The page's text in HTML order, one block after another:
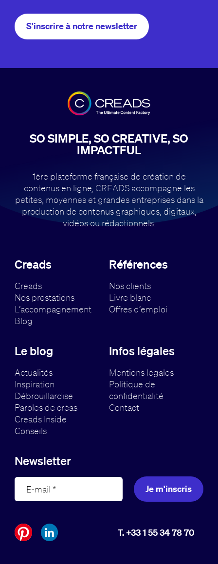
S'inscrire à notre newsletter
SO SIMPLE, SO CREATIVE, SO
IMPACTFUL
1ère plateforme française de création de
contenus en ligne, CREADS accompagne les
petites, moyennes et grandes entreprises dans la
production de contenus graphiques, digitaux,
vidéos ou rédactionnels.
Creads
Creads
Nos prestations
L’accompagnement
Blog
Références
Nos clients
Livre blanc
Offres d’emploi
Le blog
Actualités
Inspiration
Débrouillardise
Paroles de créas
Creads Inside
Conseils
Infos légales
Mentions légales
Politique de
confidentialité
Contact
Newsletter
Je m'inscris
T. +33 1 55 34 78 70